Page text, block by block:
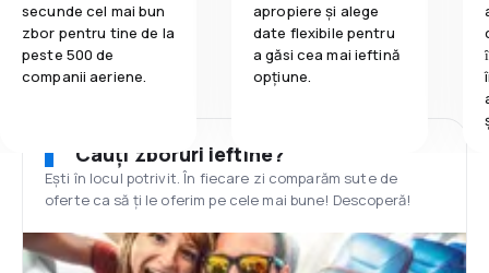
secunde cel mai bun
zbor pentru tine de la
peste 500 de
companii aeriene.
apropiere și alege
date flexibile pentru
a găsi cea mai ieftină
opțiune.
Cauți zboruri ieftine?
Ești în locul potrivit. În fiecare zi comparăm sute de
oferte ca să ți le oferim pe cele mai bune! Descoperă!